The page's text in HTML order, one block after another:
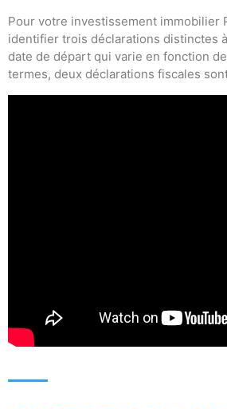
Pour votre investissement immobilier
identifier trois déclarations distinctes
date de départ qui varie en fonction
termes, deux déclarations fiscales